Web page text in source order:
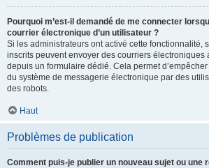
Pourquoi m’est-il demandé de me connecter
courrier électronique d’un utilisateur ?
Si les administrateurs ont activé cette fonctionnalité,
inscrits peuvent envoyer des courriers électroniques
depuis un formulaire dédié. Cela permet
du système de messagerie électronique par des
des robots.
Haut
Problèmes de publication
Comment puis-je publier un nouveau sujet ou une